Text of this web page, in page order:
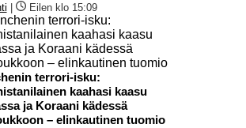
Eilen klo 15:09
terrori-isku:
kaahasi kaasu
ja Koraani kädessä
– elinkautinen tuomio